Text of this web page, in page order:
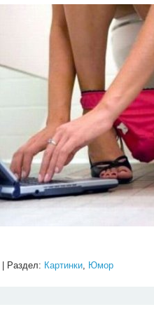
| Раздел: Картинки, Юмор